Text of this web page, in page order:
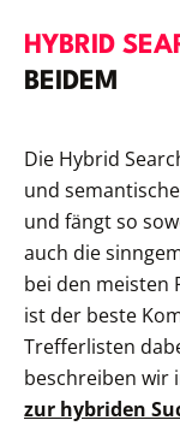
HYBRID
BEIDEM
Die Hybrid
und
und fängt so
auch die
bei den meisten
ist der beste
Trefferlisten
beschreiben wir
zur hybriden